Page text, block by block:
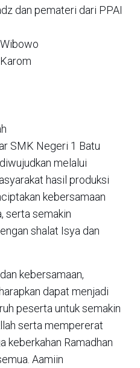
dan pemateri dari PPAI
SMK Negeri 1 Batu
melalui
hasil produksi
kebersamaan
serta semakin
shalat Isya dan
kebersamaan,
dapat menjadi
peserta untuk semakin
serta mempererat
keberkahan Ramadhan
Aamiin